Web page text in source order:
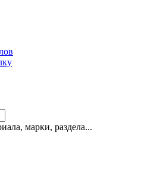
марки, раздела...